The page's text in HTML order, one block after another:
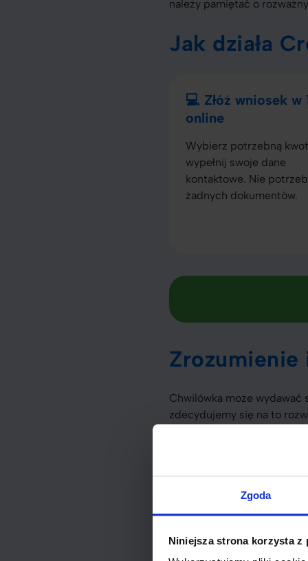
Zgoda
Niniejsza strona korzysta z
należy pamiętać o
Jak działa
💻 Złóż wniosek w
online
Wybierz potrzebną
wypełnij swoje dane
kontaktowe. Nie
żadnych dokumentów.
Zrozumienie
Chwilówka może wydawać
zdecydujemy się na to
–
Karty kredytowe
rosnących długów.